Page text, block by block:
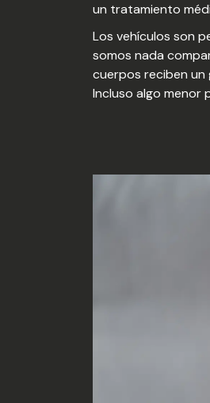
un tratamiento
Los vehículos son
somos nada
cuerpos reciben un
Incluso algo menor